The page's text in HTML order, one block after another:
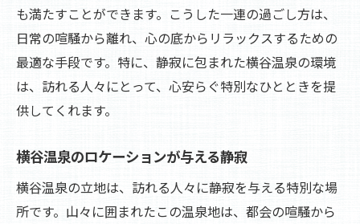
も満たすことができます。こうした一連の過ごし方は、
日常の喧騒から離れ、心の底からリラックスするための
最適な手段です。特に、静寂に包まれた横谷温泉の環境
は、訪れる人々にとって、心安らぐ特別なひとときを提
供してくれます。
横谷温泉のロケーションが与える静寂
横谷温泉の立地は、訪れる人々に静寂を与える特別な場
所です。山々に囲まれたこの温泉地は、都会の喧騒から